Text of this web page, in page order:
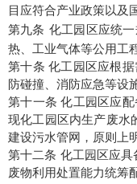
目应符合产业政策以及
第九条 化工园区应统
热、工业气体等公用工
第十条 化工园区应根
防碰撞、消防应急等设
第十一条 化工园区应
现化工园区内生产废水
建设污水管网，原则上
第十二条 化工园区应具
废物利用处置能力统筹